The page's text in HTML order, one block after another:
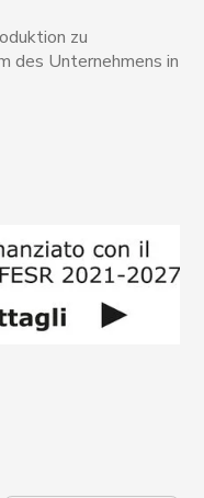
zu
des Unternehmens in